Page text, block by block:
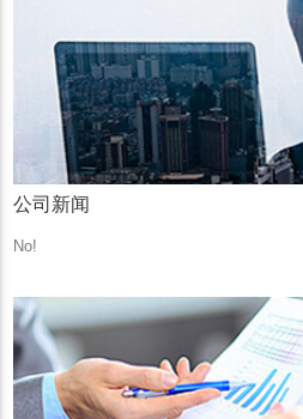
公司新闻
No!